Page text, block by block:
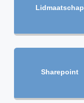
Lidmaatschap
Sharepoint